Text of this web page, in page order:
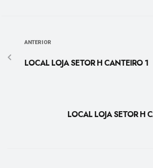
ANTERIOR
LOCAL LOJA SETOR H CANTEIRO 1
LOCAL LOJA SETOR H